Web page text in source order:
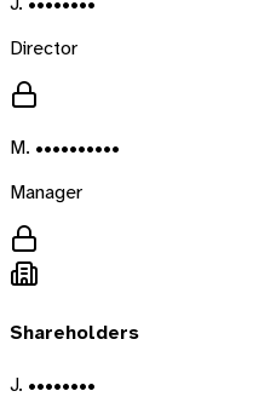
Director
M. ••••••••••
Manager
Shareholders
J. ••••••••